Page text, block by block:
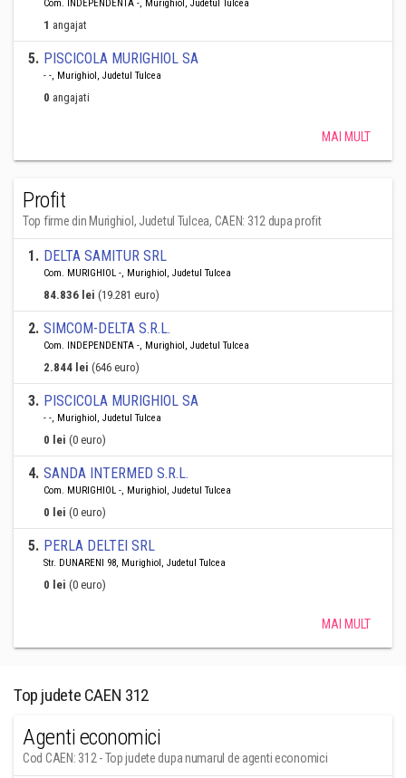
Com. INDEPENDENTA -, Murighiol, Judetul Tulcea
1 angajat
5. PISCICOLA MURIGHIOL SA
- -, Murighiol, Judetul Tulcea
0 angajati
MAI MULT
Profit
Top firme din Murighiol, Judetul Tulcea, CAEN: 312 dupa profit
1. DELTA SAMITUR SRL
Com. MURIGHIOL -, Murighiol, Judetul Tulcea
84.836 lei (19.281 euro)
2. SIMCOM-DELTA S.R.L.
Com. INDEPENDENTA -, Murighiol, Judetul Tulcea
2.844 lei (646 euro)
3. PISCICOLA MURIGHIOL SA
- -, Murighiol, Judetul Tulcea
0 lei (0 euro)
4. SANDA INTERMED S.R.L.
Com. MURIGHIOL -, Murighiol, Judetul Tulcea
0 lei (0 euro)
5. PERLA DELTEI SRL
Str. DUNARENI 98, Murighiol, Judetul Tulcea
0 lei (0 euro)
MAI MULT
Top judete CAEN 312
Agenti economici
Cod CAEN: 312 - Top judete dupa numarul de agenti economici